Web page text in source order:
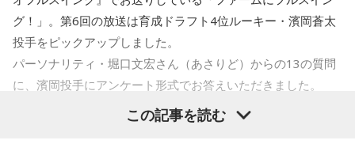
FUJIBASE / BLACK BERRY TIMES / a frankenlouie / ブラン
デー戦記 / フリージアン / Voice Connect / the Po / bokula. /
PompadollS / Massclub / まつむら かなう / 丸山純奈 / ミー
マイナー / MisiiN / 皆川溺集合体 / mibuki / muk / Maverick
ドロシー / 808 / yummy'g / 『ユイカ』 / 夕方と猫 / YU’S
グ！」。第6回の放送は育成ドラフト4位ルーキー・濱岡蒼太
投手をピックアップしました。
パーソナリティ・堀口文宏さん（あさりど）からの13の質問
に、濱岡投手にアンケート形式でお答えいただきました。
1．身長、体重、足のサイズ
この記事を読む